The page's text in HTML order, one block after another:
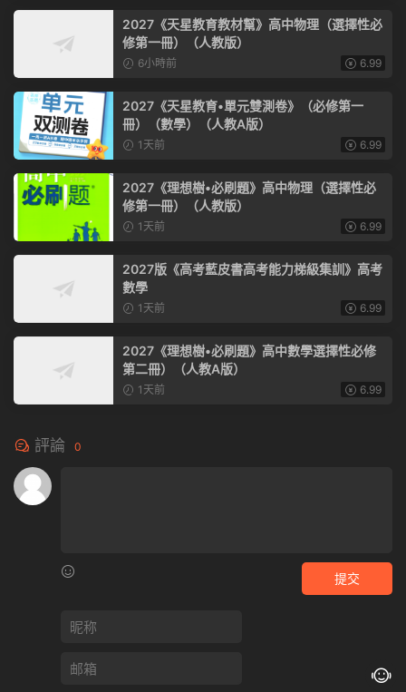
2027《天星教育教材幫》高中物理（選擇性必
修第一冊）（人教版）
6小時前 6.99
2027《天星教育•單元雙測卷》（必修第一
冊）（數學）（人教A版）
1天前 6.99
2027《理想樹•必刷題》高中物理（選擇性必
修第一冊）（人教版）
1天前 6.99
2027版《高考藍皮書高考能力梯級集訓》高考
數學
1天前 6.99
2027《理想樹•必刷題》高中數學選擇性必修
第二冊）（人教A版）
1天前 6.99
評論 0
提交